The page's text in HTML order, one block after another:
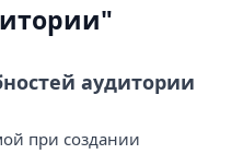
аудитории
при создании